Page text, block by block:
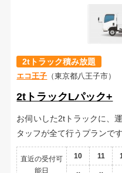
2tトラック積み放題
エコ王子 （東京都八王子市）
2tトラックLパック+
お伺いした2tトラックに、
タッフが全て行うプランです
直近の受付可
能日
10 11